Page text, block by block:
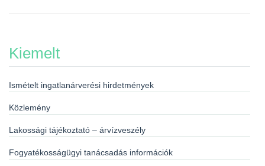
Kiemelt
Ismételt ingatlanárverési hirdetmények
Közlemény
Lakossági tájékoztató – árvízveszély
Fogyatékosságügyi tanácsadás információk